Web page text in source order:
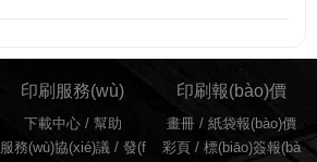
印刷服務(wù)
下載中心 / 幫助
服務(wù)協(xié)議/ 發(f
印刷報(bào)價
畫冊 /紙袋報(bào)價
彩頁 /標(biāo)簽報(bà